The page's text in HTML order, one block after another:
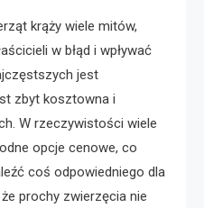
krąży wiele mitów,
w błąd i wpływać
jest
zbyt kosztowna i
W rzeczywistości wiele
opcje cenowe, co
coś odpowiedniego dla
prochy zwierzęcia nie